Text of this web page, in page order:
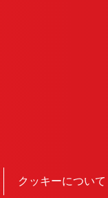
クッキーについて